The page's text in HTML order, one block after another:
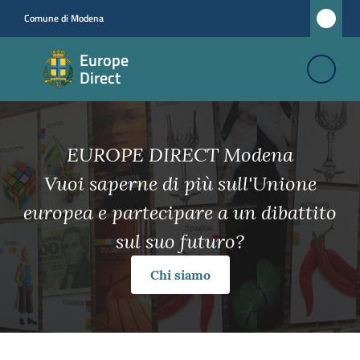
Comune di Modena
Europe
Direct
Europe
Direct
Comunicare
l'Unione
europea
Educare
all'Europa
Muoversi
in
Europa
EUROPE DIRECT Modena
Vuoi saperne di più sull'Unione
europea e partecipare a un dibattito
sul suo futuro?
Chi siamo